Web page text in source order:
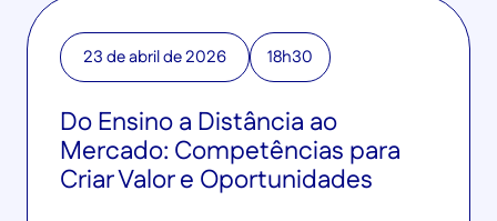
23 de abril de 2026 18h30
Do Ensino a Distância ao
Mercado: Competências para
Criar Valor e Oportunidades